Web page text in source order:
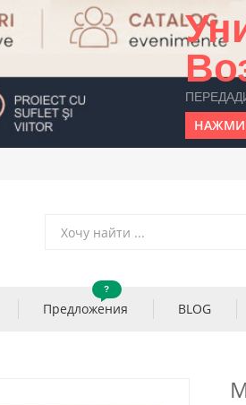
НАЖМИ
Предложения
?
BLOG